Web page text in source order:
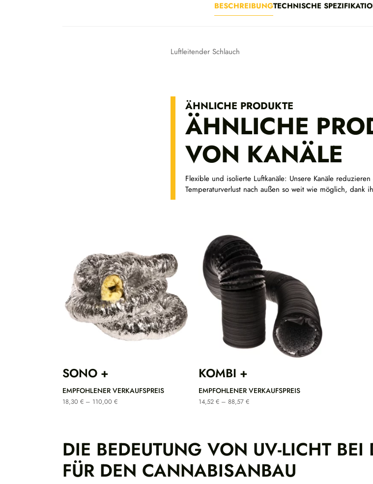
DIE BEDEUTUNG VON UV-LICHT BEI
FÜR DEN CANNABISANBAU
BESCHREIBUNGTECHNISCHE
Luftleitender Schlauch
ÄHNLICHE PRODUKTE
ÄHNLICHE
VON KANÄLE
Flexible und isolierte Luftkanäle: Unsere Kanäle
Temperaturverlust nach außen so weit wie möglich, dank
SONO +
EMPFOHLENER VERKAUFSPREIS
18,30 € – 110,00 €Preisspanne:
KOMBI +
EMPFOHLENER VERKAUFSPREIS
14,52 € – 88,57 €Preisspanne: